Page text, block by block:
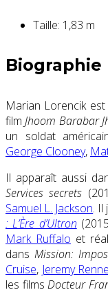
Taille: 1,83 m
Biographie
Marian Lorencik
filmJhoom Barabar
un soldat
George Clooney,
Il apparaît aussi
Services secrets
Samuel L. Jackson. Il
: L’Ère d’Ultron
Mark Ruffalo et
dans Mission:
Cruise, Jeremy
les filmsDocteur